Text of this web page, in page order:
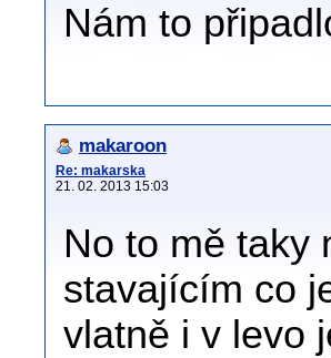
Nám to
makaroon
Re: makarska
21. 02. 2013 15:03
No to mě taky
stavajícím co
vlatně i v levo